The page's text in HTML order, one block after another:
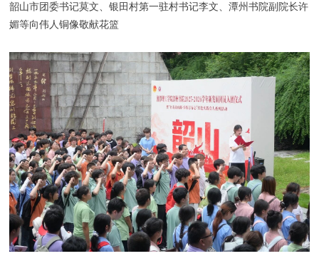
韶山市团委书记莫文、银田村第一驻村书记李文、潭州书院副院长许
媚等向伟人铜像敬献花篮